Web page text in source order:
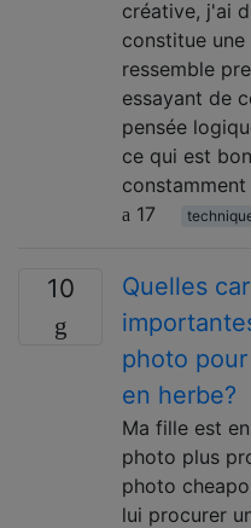
créative, j'ai
constitue
ressemble
essayant de
pensée
ce qui est
17
10
Quelles
photo
en herbe?
Ma fille est
photo plus
photo
lui procurer